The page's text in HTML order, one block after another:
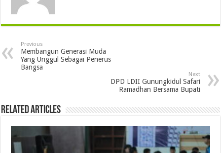
Previous
Membangun Generasi Muda
Yang Unggul Sebagai Penerus
Bangsa
Next
DPD LDII Gunungkidul Safari
Ramadhan Bersama Bupati
Related Articles